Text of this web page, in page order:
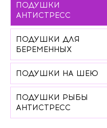
ПОДУШКИ
АНТИСТРЕСС
ПОДУШКИ ДЛЯ
БЕРЕМЕННЫХ
ПОДУШКИ НА ШЕЮ
ПОДУШКИ РЫБЫ
АНТИСТРЕСС